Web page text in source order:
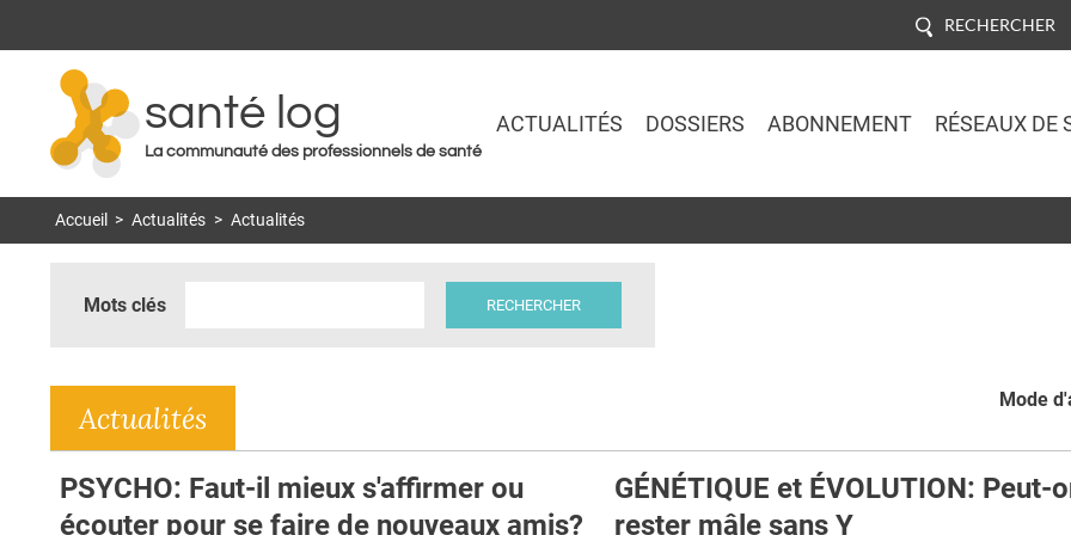
RECHERCHER
santé log
La communauté des professionnels de santé
ACTUALITÉS DOSSIERS ABONNEMENT RÉSEAUX DE
Accueil > Actualités > Actualités
Mots clés
Mode
Actualités
PSYCHO: Faut-il mieux s'affirmer ou
écouter pour se faire de nouveaux amis?
GÉNÉTIQUE et ÉVOLUTION: Peut-
rester mâle sans Y